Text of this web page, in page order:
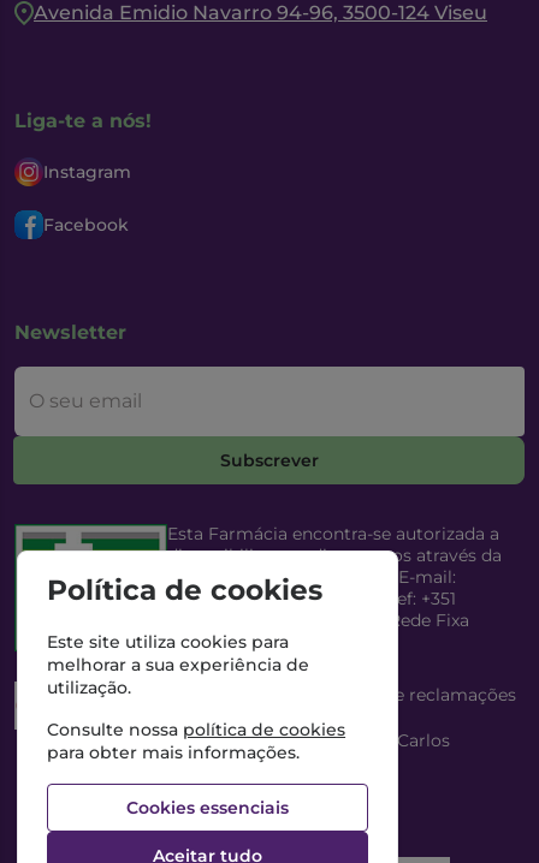
Avenida Emidio Navarro 94-96, 3500-124 Viseu
Liga-te a nós!
Instagram
Facebook
Newsletter
O seu email
Subscrever
Esta Farmácia encontra-se autorizada a
disponibilizar medicamentos através da
Internet, pelo Infarmed, I.P. E-mail:
infarmed@infarmed.pt
| Telef: +351
217987100 (Chamada para Rede Fixa
Nacional)
Esta Farmácia dispõe de livro de reclamações
Director Técnico e Proprietário: António Carlos
Saraiva Cabral Costa
NIPC: 507218906 | Farmácia Gama, Lda.
Política de cookies
Este site utiliza cookies para
melhorar a sua experiência de
utilização.
Consulte nossa política de cookies
para obter mais informações.
Cookies essenciais
Aceitar tudo